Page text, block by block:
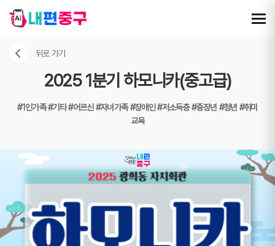
뒤로 가기
2025 1분기 하모니카(중고급)
#1인가족#기타#어르신#자녀가족#장애인#저소득층#중장년#청년#취미
교육